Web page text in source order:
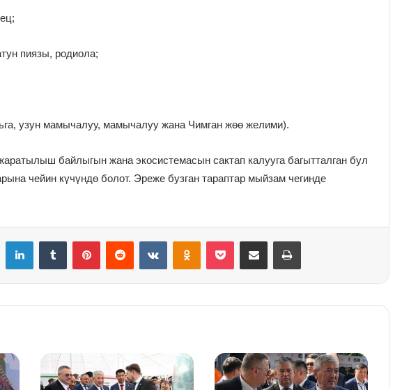
пиязы, родиола;
узун мамычалуу, мамычалуу жана Чимган жөө желими).
байлыгын жана экосистемасын сактап калууга багытталган бул
чейин күчүндө болот. Эреже бузган тараптар мыйзам чегинде
X LinkedInTumblr PinterestReddit VKontakteOdnoklassniki
Pocket Share via Email Print